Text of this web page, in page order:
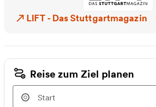
LIFT - Das Stuttgartmagazin
LIFT - Das Stuttgartmagazin
Reise zum Ziel planen